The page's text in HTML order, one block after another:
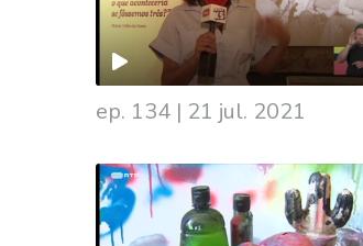
ep. 134 | 21 jul. 2021
555713